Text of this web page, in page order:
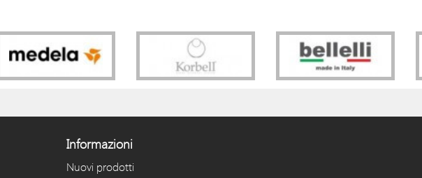
Informazioni
Nuovi prodotti